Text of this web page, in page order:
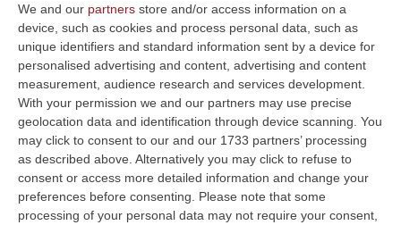
We and our partners store and/or access information on a
device, such as cookies and process personal data, such as
unique identifiers and standard information sent by a device for
personalised advertising and content, advertising and content
measurement, audience research and services development.
With your permission we and our partners may use precise
geolocation data and identification through device scanning. You
may click to consent to our and our 1733 partners’ processing
as described above. Alternatively you may click to refuse to
consent or access more detailed information and change your
preferences before consenting.
Please note that some
processing of your personal data may not require your consent,
Dall’Africa a Cutro, la Settimana
Benedettina accende i riflettori sugli
ultimi della Terra
La rassegna di quest’anno si sviluppa attorno